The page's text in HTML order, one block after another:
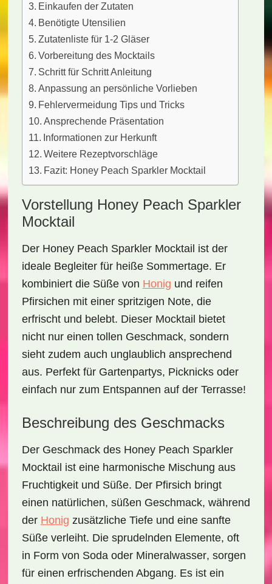
Einkaufen der Zutaten
Benötigte Utensilien
Zutatenliste für 1-2 Gläser
Vorbereitung des Mocktails
Schritt für Schritt Anleitung
Anpassung an persönliche Vorlieben
Fehlervermeidung Tips und Tricks
Ansprechende Präsentation
Informationen zur Herkunft
Weitere Rezeptvorschläge
Fazit: Honey Peach Sparkler Mocktail
Vorstellung Honey Peach Sparkler
Mocktail
Der Honey Peach Sparkler Mocktail ist der
ideale Begleiter für heiße Sommertage. Er
kombiniert die Süße von Honig und reifen
Pfirsichen mit einer spritzigen Note, die
erfrischt und belebt. Dieser Mocktail bietet
nicht nur einen tollen Geschmack, sondern
sieht zudem auch unglaublich ansprechend
aus. Perfekt für Gartenpartys, Picknicks oder
einfach nur zum Entspannen auf der Terrasse!
Beschreibung des Geschmacks
Der Geschmack des Honey Peach Sparkler
Mocktail ist eine harmonische Mischung aus
Fruchtigkeitund Süße. Der Pfirsich bringt
einen natürlichen, süßen Geschmack, während
der Honig zusätzliche Tiefe und eine sanfte
Süße verleiht. Die sprudelnden Elemente, oft
in Form von Soda oder Mineralwasser, sorgen
für einen erfrischenden Abgang. Es ist ein